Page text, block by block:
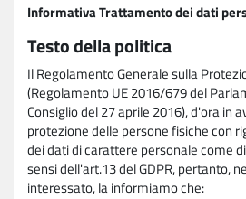
Informativa Trattamento dei dati
Testo della politica
Il Regolamento Generale sulla
(Regolamento UE 2016/679 del
Consiglio del 27 aprile 2016), d'ora in
protezione delle persone fisiche con
dei dati di carattere personale come
sensi dell'art.13 del GDPR, pertanto,
interessato, la informiamo che: